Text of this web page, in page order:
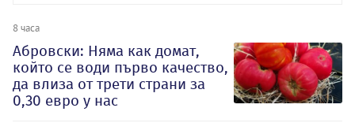
8 часа
Абровски: Няма как домат,
който се води първо качество,
да влиза от трети страни за
0,30 евро у нас